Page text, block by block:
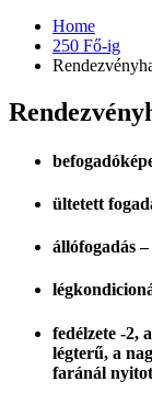
Home
250 Fő-ig
ültetett
állófogadás
fedélzete -2,
légterű, a
faránál